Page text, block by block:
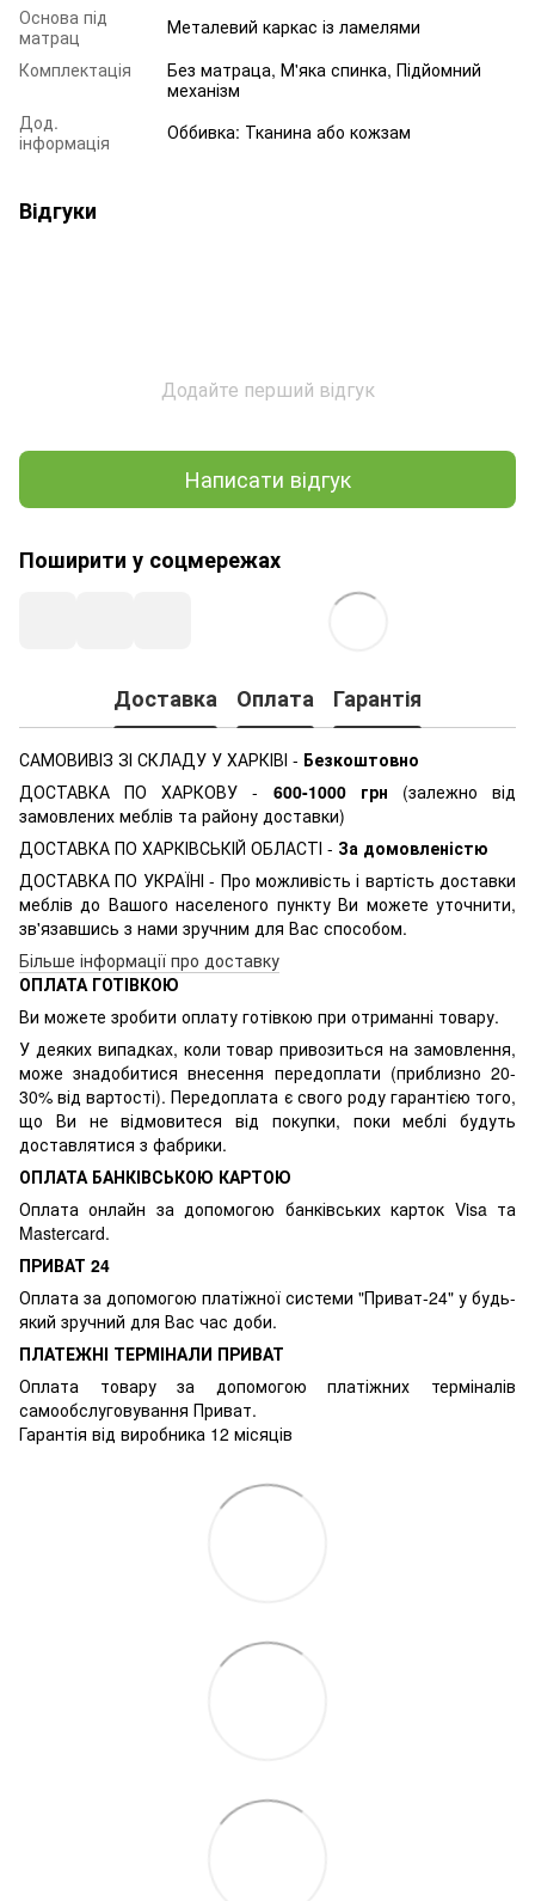
Основа під
матрац
Металевий каркас із ламелями
Комплектація
Без матраца, М'яка спинка, Підйомний
механізм
Дод.
інформація
Оббивка: Тканина або кожзам
Відгуки
Додайте перший відгук
Написати відгук
Поширити у соцмережах
Доставка Оплата Гарантія
САМОВИВІЗ ЗІ СКЛАДУ У ХАРКІВІ - Безкоштовно
ДОСТАВКА ПО ХАРКОВУ - 600-1000 грн (залежно від
замовлених меблів та району доставки)
ДОСТАВКА ПО ХАРКІВСЬКІЙ ОБЛАСТІ - За домовленістю
ДОСТАВКА ПО УКРАЇНІ - Про можливість і вартість доставки
меблів до Вашого населеного пункту Ви можете уточнити,
зв'язавшись з нами зручним для Вас способом.
Більше інформації про доставку
ОПЛАТА ГОТІВКОЮ
Ви можете зробити оплату готівкою при отриманні товару.
У деяких випадках, коли товар привозиться на замовлення,
може знадобитися внесення передоплати (приблизно 20-
30% від вартості). Передоплата є свого роду гарантією того,
що Ви не відмовитеся від покупки, поки меблі будуть
доставлятися з фабрики.
ОПЛАТА БАНКІВСЬКОЮ КАРТОЮ
Оплата онлайн за допомогою банківських карток Visa та
Mastercard.
ПРИВАТ 24
Оплата за допомогою платіжної системи "Приват-24" у будь-
який зручний для Вас час доби.
ПЛАТЕЖНІ ТЕРМІНАЛИ ПРИВАТ
Оплата товару за допомогою платіжних терміналів
самообслуговування Приват.
Гарантія від виробника 12 місяців